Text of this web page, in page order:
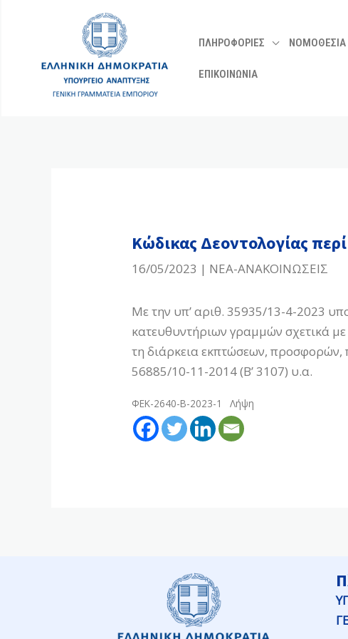
ΠΛΗΡΟΦΟΡΙΕΣ ΝΟΜΟΘΕΣΙΑ
ΕΠΙΚΟΙΝΩΝΙΑ
Κώδικας Δεοντολογίας
16/05/2023 | ΝΕΑ-ΑΝΑΚΟΙΝΩΣΕΙΣ
Με την υπ’ αριθ. 35935/13-4-2023
κατευθυντήριων γραμμών σχετικά με
τη διάρκεια εκπτώσεων, προσφορών,
56885/10-11-2014 (Β’ 3107) υ.α.
ΦΕΚ-2640-Β-2023-1 Λήψη